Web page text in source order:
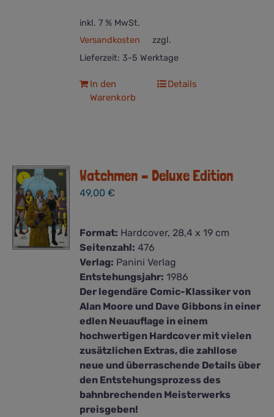
inkl. 7 % MwSt.
zzgl.
Versandkosten
Lieferzeit: 3-5 Werktage
In den
Warenkorb
Details
Watchmen – Deluxe Edition
49,00€
Format: Hardcover, 28,4 x 19 cm
Seitenzahl: 476
Verlag: Panini Verlag
Entstehungsjahr: 1986
Der legendäre Comic-Klassiker von
Alan Moore und Dave Gibbons in einer
edlen Neuauflage in einem
hochwertigen Hardcover mit vielen
zusätzlichen Extras, die zahllose
neue und überraschende Details über
den Entstehungsprozess des
bahnbrechenden Meisterwerks
preisgeben!